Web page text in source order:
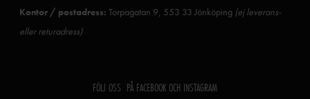
Kontor / postadress: Torpagatan 9, 553 33 Jönköping (ej leverans-
eller returadress)
FÖLJ OSS PÅ FACEBOOK OCH INSTAGRAM